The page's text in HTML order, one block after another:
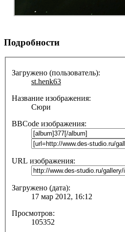
Подробности
Загружено (пользователь):
st.henk63
Название изображения:
Сюри
BBCode изображения:
URL изображения:
Загружено (дата):
17 мар 2012, 16:12
Просмотров:
105352